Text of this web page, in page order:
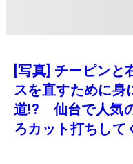
[写真] チーピンと
スを直すために身
道!? 仙台で人気
ろカット打ちして